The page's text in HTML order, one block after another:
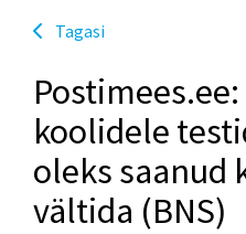
Tagasi
koolidele
oleks saanud
vältida (BNS)